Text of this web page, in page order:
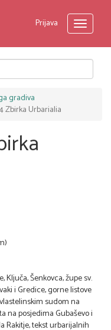
Prijava
Toggle
gradiva
Zbirka Urbarialia
Šenkovca, župe sv.
i Gredice, gorne listove
sudom na
na posjedima Gubaševo i
Rakitje, tekst urbarijalnih